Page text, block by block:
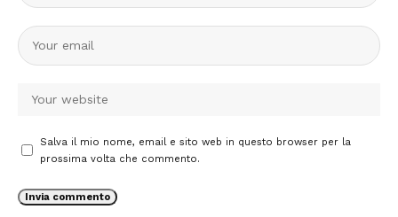
Salva il mio nome, email e sito web in questo browser per la
prossima volta che commento.